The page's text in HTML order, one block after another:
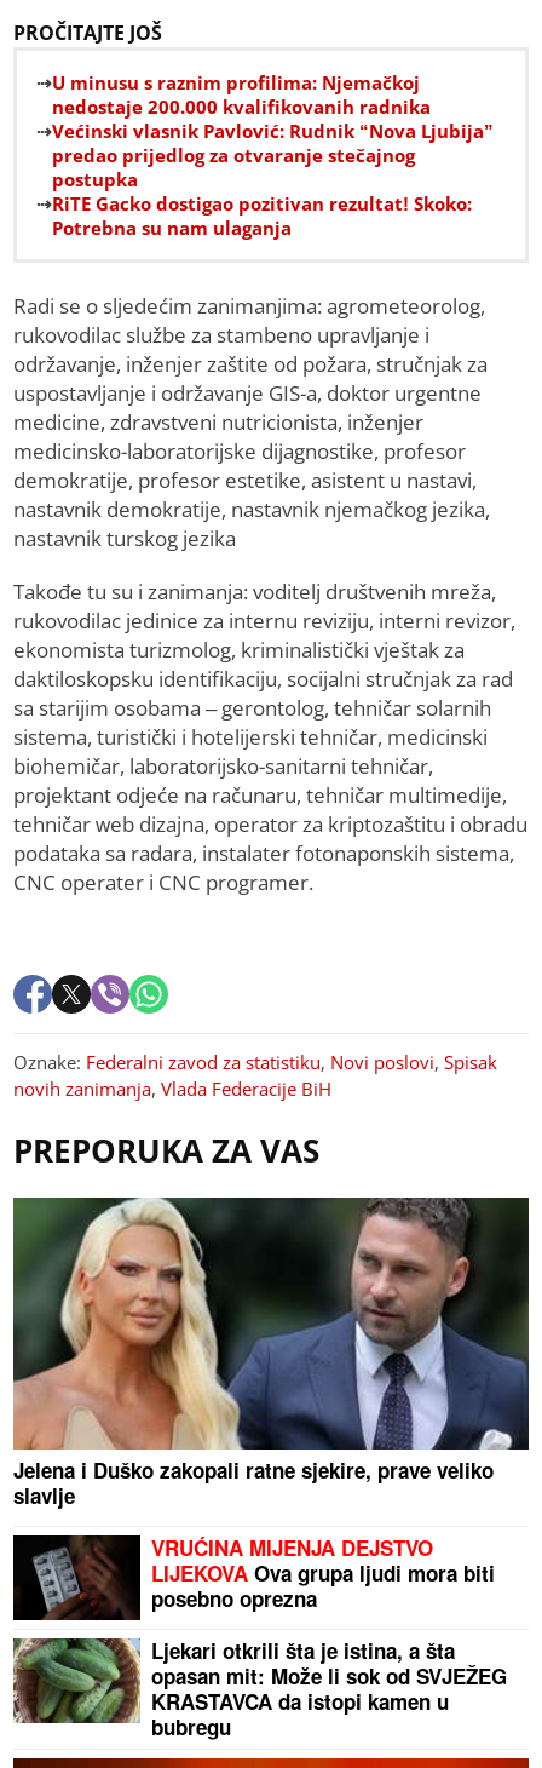
PROČITAJTE JOŠ
U minusu s raznim profilima: Njemačkoj
nedostaje 200.000 kvalifikovanih radnika
Većinski vlasnik Pavlović: Rudnik “Nova Ljubija”
predao prijedlog za otvaranje stečajnog
postupka
RiTE Gacko dostigao pozitivan rezultat! Skoko:
Potrebna su nam ulaganja
Radi se o sljedećim zanimanjima: agrometeorolog,
rukovodilac službe za stambeno upravljanje i
održavanje, inženjer zaštite od požara, stručnjak za
uspostavljanje i održavanje GIS-a, doktor urgentne
medicine, zdravstveni nutricionista, inženjer
medicinsko-laboratorijske dijagnostike, profesor
demokratije, profesor estetike, asistent u nastavi,
nastavnik demokratije, nastavnik njemačkog jezika,
nastavnik turskog jezika
Takođe tu su i zanimanja: voditelj društvenih mreža,
rukovodilac jedinice za internu reviziju, interni revizor,
ekonomista turizmolog, kriminalistički vještak za
daktiloskopsku identifikaciju, socijalni stručnjak za rad
sa starijim osobama – gerontolog, tehničar solarnih
sistema, turistički i hotelijerski tehničar, medicinski
biohemičar, laboratorijsko-sanitarni tehničar,
projektant od‌jeće na računaru, tehničar multimedije,
tehničar web dizajna, operator za kriptozaštitu i obradu
podataka sa radara, instalater fotonaponskih sistema,
CNC operater i CNC programer.
Oznake: Federalni zavod za statistiku, Novi poslovi,Spisak
novih zanimanja,Vlada Federacije BiH
PREPORUKA ZA VAS
Jelena i Duško zakopali ratne sjekire, prave veliko
slavlje
VRUĆINA MIJENJA DEJSTVO
LIJEKOVA Ova grupa ljudi mora biti
posebno oprezna
Ljekari otkrili šta je istina, a šta
opasan mit: Može li sok od SVJEŽEG
KRASTAVCA da istopi kamen u
bubregu